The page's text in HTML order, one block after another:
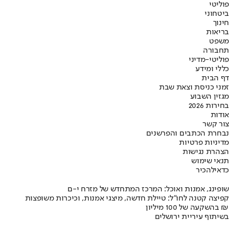
פוליטי
ביטחוני
חינוך
בריאות
משפט
תחבורה
פוליטי-מדיני
כללי ומידע
דף הבית
זמני כניסת וצאת שבת
מגזין השבוע
בחירות 2026
אודות
צור קשר
נבחרת הכתבים והפרשנים
מדיניות פרטיות
הצהרת נגישות
תנאי שימוש
כדאילהכיר
שופינג, אמנות ואוכל: המרכז המתחדש של מזרח י-ם
קפיצה קטנה לחו"ל: טיילת חדשה, מיצגי אמנות, וכיכרות משופצות
בהשקעה של 100 מיליון ₪
בשיתוף עיריית ירושלים